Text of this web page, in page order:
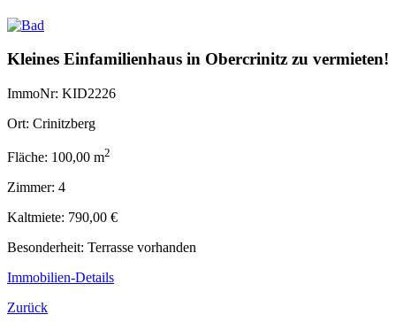
Kleines Einfamilienhaus in Obercrinitz zu vermieten!
ImmoNr: KID2226
Ort: Crinitzberg
Fläche: 100,00 m2
Zimmer: 4
Kaltmiete: 790,00 €
Besonderheit: Terrasse vorhanden
Immobilien-Details
Zurück